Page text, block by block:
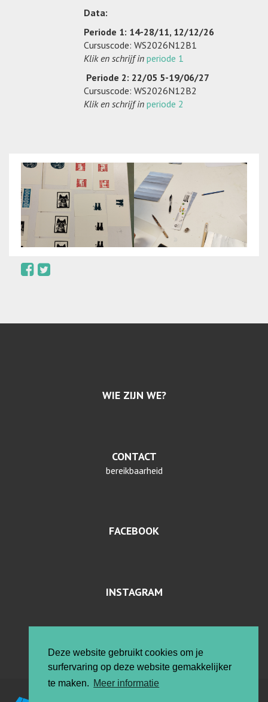
Deze website gebruikt cookies om je
surfervaring op deze website gemakkelijker
te maken. Meer informatie
Data:
Periode 1: 14-28/11, 12/12/26
Cursuscode: WS2026N12B1
Klik en schrijf in periode 1
Periode 2: 22/05 5-19/06/27
Cursuscode: WS2026N12B2
Klik en schrijf in periode 2
WIE ZIJN WE?
CONTACT
bereikbaarheid
FACEBOOK
INSTAGRAM
PRIVACYVERKLARING EN COOKIES